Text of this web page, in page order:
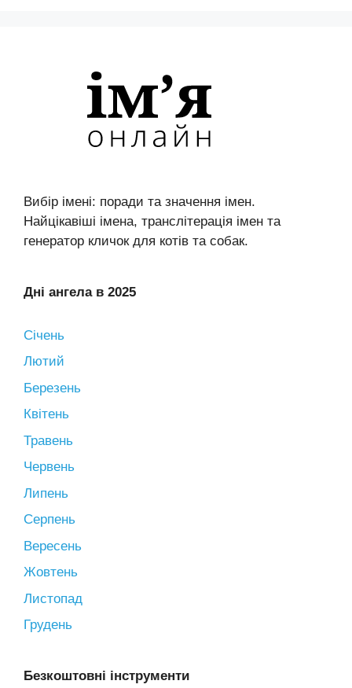
Вибір імені: поради та значення імен.
Найцікавіші імена, транслітерація імен та
генератор кличок для котів та собак.
Дні ангела в 2025
Січень
Лютий
Березень
Квітень
Травень
Червень
Липень
Серпень
Вересень
Жовтень
Листопад
Грудень
Безкоштовні інструменти